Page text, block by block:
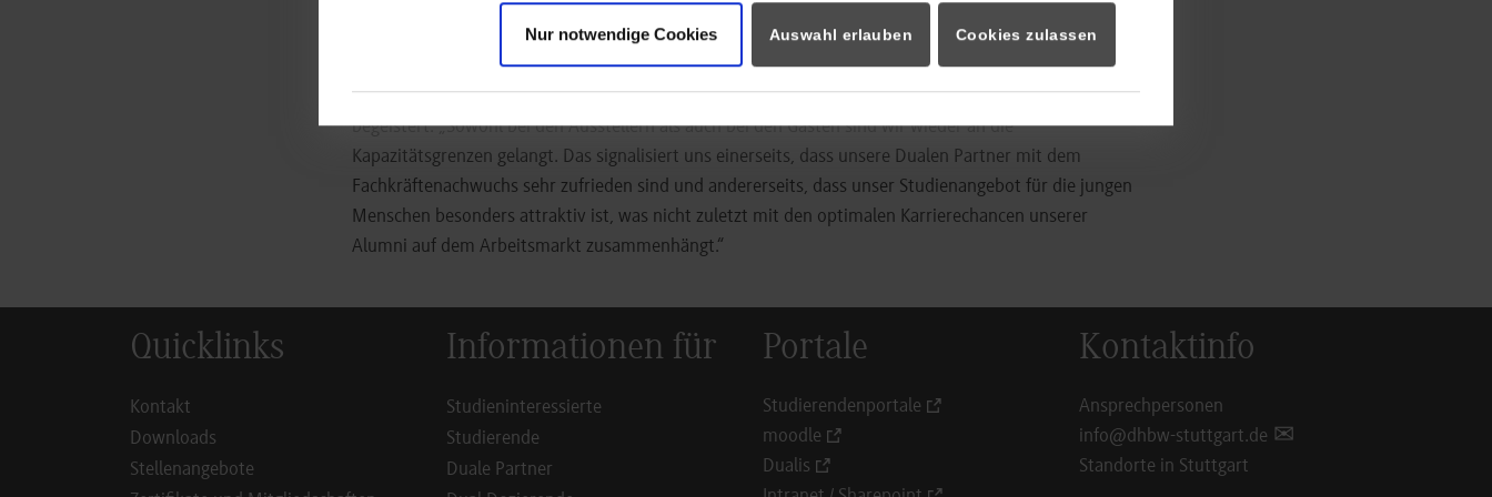
Nur notwendige Cookies Auswahl erlauben Cookies zulassen
Die auch in diesem Jahr anhaltenden Besucherströme zeigen, dass das duale Studium nach wie vor
sehr gefragt ist und dem Puls der Zeit entspricht. Rektor Prof. Dr. Joachim Weber äußerte sich
begeistert: „Sowohl bei den Ausstellern als auch bei den Gästen sind wir wieder an die
Kapazitätsgrenzen gelangt. Das signalisiert uns einerseits, dass unsere Dualen Partner mit dem
Fachkräftenachwuchs sehr zufrieden sind und andererseits, dass unser Studienangebot für die jungen
Menschen besonders attraktiv ist, was nicht zuletzt mit den optimalen Karrierechancen unserer
Alumni auf dem Arbeitsmarkt zusammenhängt.“
Quicklinks
Kontakt
Downloads
Stellenangebote
Informationen für
Studieninteressierte
Studierende
Duale Partner
Portale
Studierendenportale
moodle
Dualis
Kontaktinfo
Ansprechpersonen
info@dhbw-stuttgart.de
Standorte in Stuttgart